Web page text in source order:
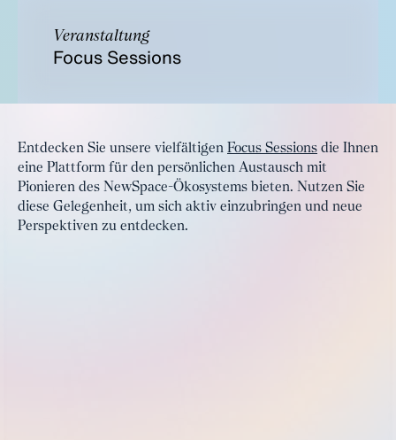
Veranstaltung
Focus Sessions
Entdecken Sie unsere vielfältigen Focus Sessions die Ihnen
eine Plattform für den persönlichen Austausch mit
Pionieren des NewSpace-Ökosystems bieten. Nutzen Sie
diese Gelegenheit, um sich aktiv einzubringen und neue
Perspektiven zu entdecken.